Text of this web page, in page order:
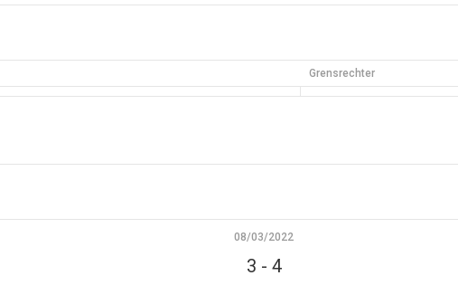
Grensrechter
08/03/2022
3 - 4